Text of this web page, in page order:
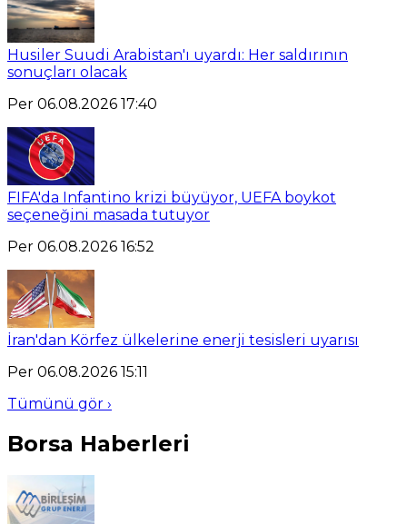
Husiler Suudi Arabistan'ı uyardı: Her saldırının
sonuçları olacak
Per 06.08.2026 17:40
FIFA'da Infantino krizi büyüyor, UEFA boykot
seçeneğini masada tutuyor
Per 06.08.2026 16:52
İran'dan Körfez ülkelerine enerji tesisleri uyarısı
Per 06.08.2026 15:11
Tümünü gör ›
Borsa Haberleri